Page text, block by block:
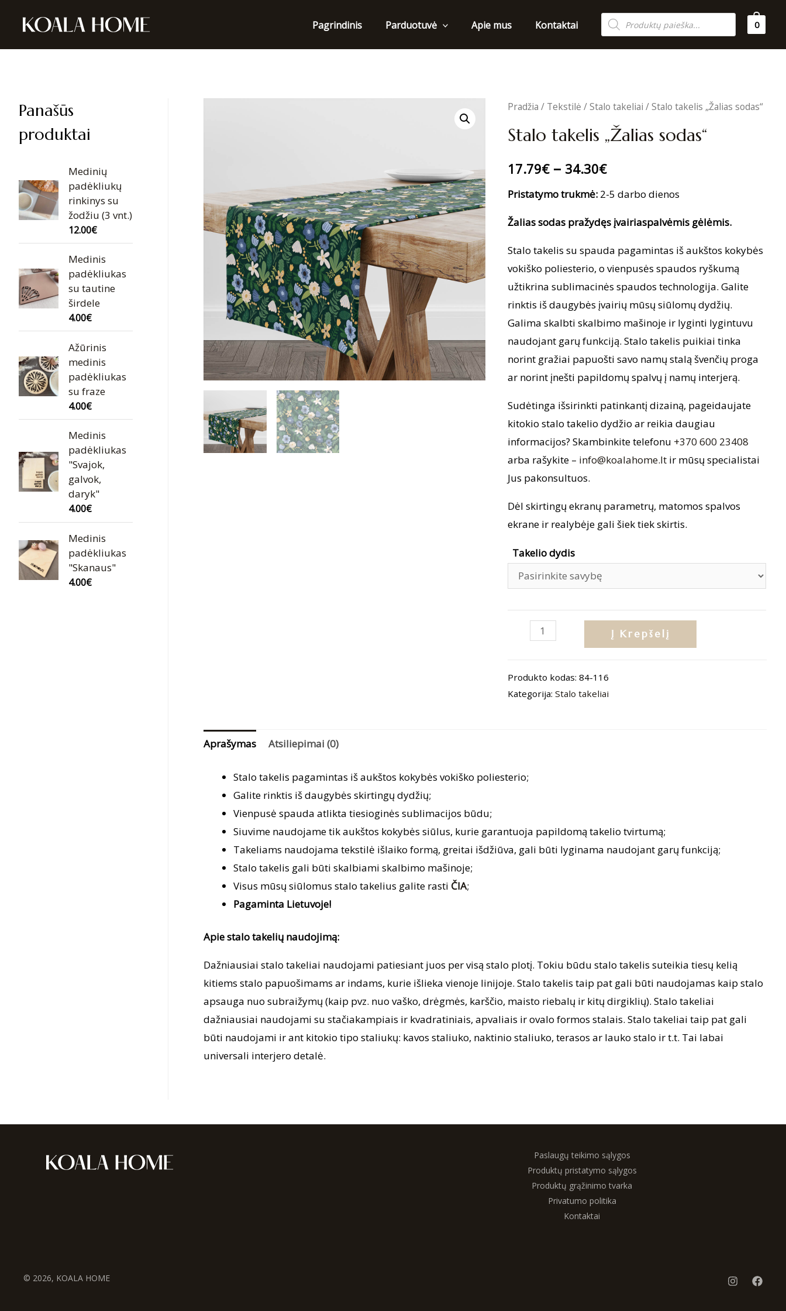
Pagrindinis Parduotuvė Apie mus Kontaktai
Products
search 0
Panašūs
produktai
Medinių
padėkliukų
rinkinys su
žodžiu (3 vnt.)
12.00€
Medinis
padėkliukas
su tautine
širdele
4.00€
Ažūrinis
medinis
padėkliukas
su fraze
4.00€
Medinis
padėkliukas
"Svajok,
galvok,
daryk"
4.00€
Medinis
padėkliukas
"Skanaus"
4.00€
Pradžia / Tekstilė /Stalo takeliai / Stalo takelis „Žalias sodas“
Stalo takelis „Žalias sodas“
17.79€– 34.30€
Pristatymo trukmė: 2-5 darbo dienos
Žalias sodas pražydęs įvairiaspalvėmis gėlėmis.
Stalo takelis su spauda pagamintas iš aukštos kokybės
vokiško poliesterio, o vienpusės spaudos ryškumą
užtikrina sublimacinės spaudos technologija. Galite
rinktis iš daugybės įvairių mūsų siūlomų dydžių.
Galima skalbti skalbimo mašinoje ir lyginti lygintuvu
naudojant garų funkciją. Stalo takelis puikiai tinka
norint gražiai papuošti savo namų stalą švenčių proga
ar norint įnešti papildomų spalvų į namų interjerą.
Sudėtinga išsirinkti patinkantį dizainą, pageidaujate
kitokio stalo takelio dydžio ar reikia daugiau
informacijos? Skambinkite telefonu +370 600 23408
arba rašykite – info@koalahome.lt ir mūsų specialistai
Jus pakonsultuos.
Dėl skirtingų ekranų parametrų, matomos spalvos
ekrane ir realybėje gali šiek tiek skirtis.
Takelio dydis
produkto
takelis
„Žalias
Į Krepšelį
Produkto kodas:84-116
Kategorija:Stalo takeliai
Aprašymas Atsiliepimai (0)
Stalo takelis pagamintas iš aukštos kokybės vokiško poliesterio;
Galite rinktis iš daugybės skirtingų dydžių;
Vienpusė spauda atlikta tiesioginės sublimacijos būdu;
Siuvime naudojame tik aukštos kokybės siūlus, kurie garantuoja papildomą takelio tvirtumą;
Takeliams naudojama tekstilė išlaiko formą, greitai išdžiūva, gali būti lyginama naudojant garų funkciją;
Stalo takelis gali būti skalbiami skalbimo mašinoje;
Visus mūsų siūlomus stalo takelius galite rasti ČIA;
Pagaminta Lietuvoje!
Apie stalo takelių naudojimą:
Dažniausiai stalo takeliai naudojami patiesiant juos per visą stalo plotį. Tokiu būdu stalo takelis suteikia tiesų kelią
kitiems stalo papuošimams ar indams, kurie išlieka vienoje linijoje. Stalo takelis taip pat gali būti naudojamas kaip stalo
apsauga nuo subraižymų (kaip pvz. nuo vaško, drėgmės, karščio, maisto riebalų ir kitų dirgiklių). Stalo takeliai
dažniausiai naudojami su stačiakampiais ir kvadratiniais, apvaliais ir ovalo formos stalais. Stalo takeliai taip pat gali
būti naudojami ir ant kitokio tipo staliukų: kavos staliuko, naktinio staliuko, terasos ar lauko stalo ir t.t. Tai labai
universali interjero detalė.
Paslaugų teikimo sąlygos
Produktų pristatymo sąlygos
Produktų grąžinimo tvarka
Privatumo politika
Kontaktai
© 2026, KOALA HOME